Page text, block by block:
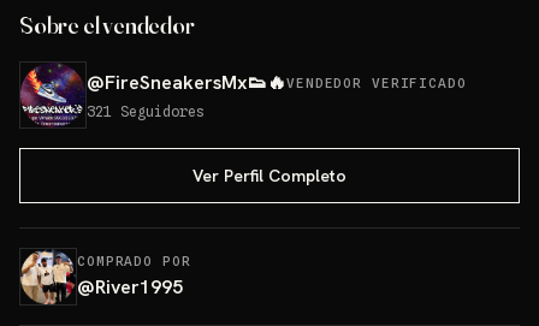
Sobre el vendedor
@FireSneakersMx👟🔥VENDEDOR VERIFICADO
321 Seguidores
Ver Perfil Completo
COMPRADO POR
@River1995